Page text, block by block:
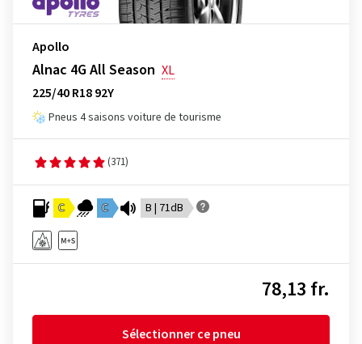
Apollo
Alnac 4G All Season XL
225/40 R18 92Y
Pneus 4 saisons voiture de tourisme
(371)
C C B | 71dB
78,13 fr.
Sélectionner ce pneu